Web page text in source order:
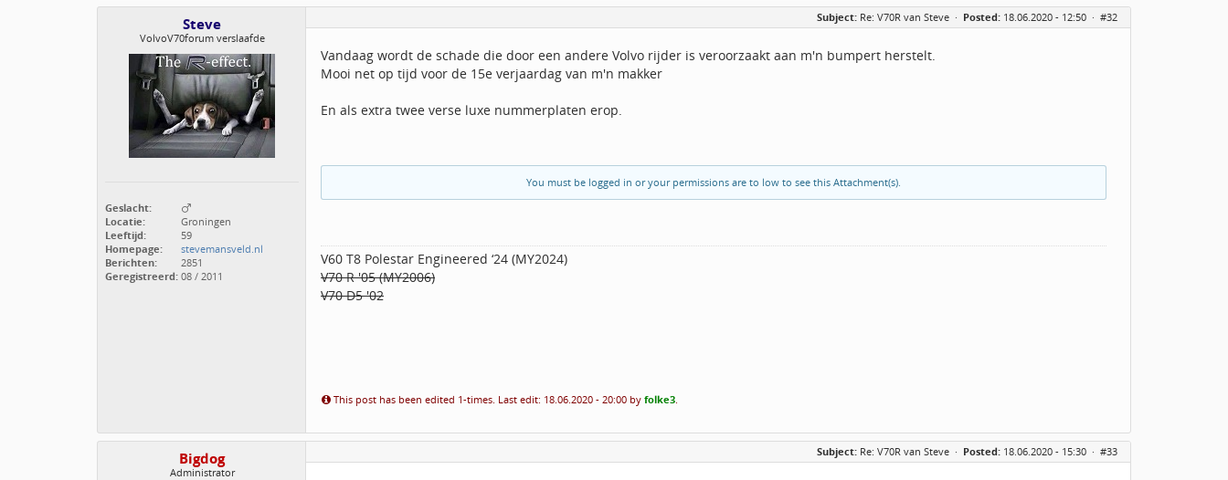
Steve
VolvoV70forum verslaafde
Geslacht:
Locatie:
Groningen
Leeftijd:
59
Homepage:
stevemansveld.nl
Berichten:
2851
Geregistreerd: 08 / 2011
Subject: Re: V70R van Steve · Posted: 18.06.2020 - 12:50 · #32
Vandaag wordt de schade die door een andere Volvo rijder is veroorzaakt aan m'n bumpert herstelt.
Mooi net op tijd voor de 15e verjaardag van m'n makker
En als extra twee verse luxe nummerplaten erop.
You must be logged in or your permissions are to low to see this Attachment(s).
V60 T8 Polestar Engineered ‘24 (MY2024)
V70 R '05 (MY2006)
V70 D5 '02
This post has been edited 1-times. Last edit: 18.06.2020 - 20:00 byfolke3.
Bigdog
Administrator
Subject: Re: V70R van Steve · Posted: 18.06.2020 - 15:30 · #33